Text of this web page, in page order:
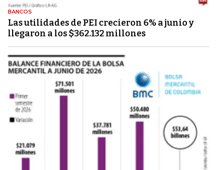
BANCOS
Las utilidades de PEI crecieron 6% a junio y
llegaron a los $362.132 millones